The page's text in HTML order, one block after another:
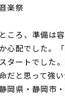
楽祭
ころ、準備は
心配でした。
タートでした
だと思って強
岡県・静岡市